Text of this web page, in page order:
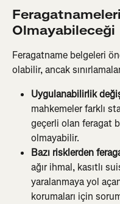
Olmayabileceği
Feragatname belgeleri
olabilir, ancak
Uygulanabilirlik
mahkemeler farklı
geçerli olan feragat
olmayabilir.
Bazı risklerden
ağır ihmal, kasıtlı
yaralanmaya yol
korumaları için